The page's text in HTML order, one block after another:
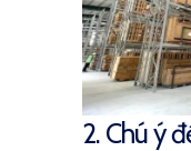
2. Chú ý